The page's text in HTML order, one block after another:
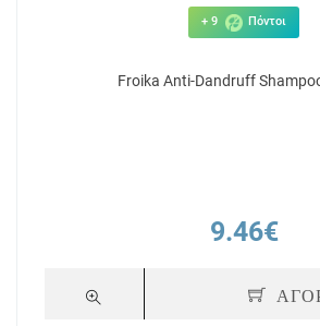
+ 9 Πόντοι
Froika Anti-Dandruff
9.46€